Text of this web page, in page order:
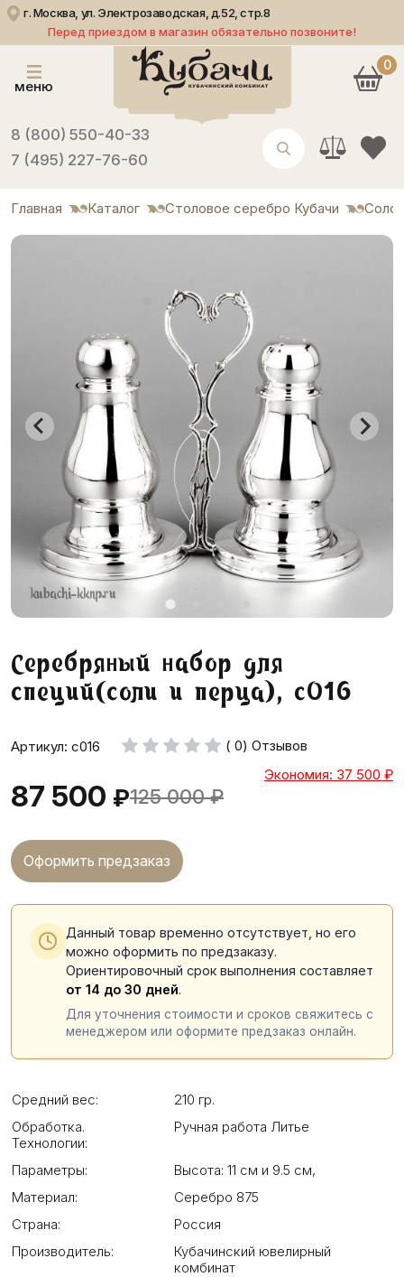
г. Москва, ул. Электрозаводская, д.52, стр.8
Перед приездом в магазин обязательно позвоните!
меню
8 (800) 550-40-33
7 (495) 227-76-60
0
Главная Каталог Столовое серебро Кубачи
Серебряный набор для
специй(соли и перца), с016
Артикул: с016 ( 0) Отзывов
87 500 ₽125 000 ₽
Экономия: 37 500 ₽
Оформить предзаказ
Данный товар временно отсутствует, но его
можно оформить по предзаказу.
Ориентировочный срок выполнения составляет
от 14 до 30 дней.
Для уточнения стоимости и сроков свяжитесь с
менеджером или оформите предзаказ онлайн.
Средний вес:
210 гр.
Обработка.
Технологии:
Ручная работа Литье
Параметры: Высота: 11 см и 9.5 см,
Материал:
Серебро 875
Страна:
Россия
Производитель:
Кубачинский ювелирный
комбинат